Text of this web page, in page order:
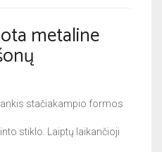
metaline
stačiakampio formos
stiklo. Laiptų laikančioji